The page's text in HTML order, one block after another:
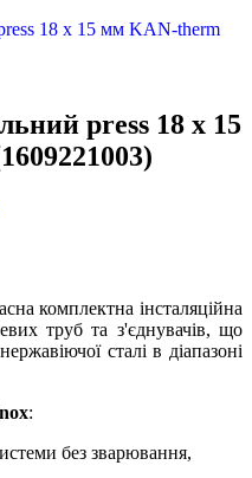
press 18 x 15
комплектна інсталяційна
труб та з'єднувачів, що
сталі в діапазоні
:
без зварювання,